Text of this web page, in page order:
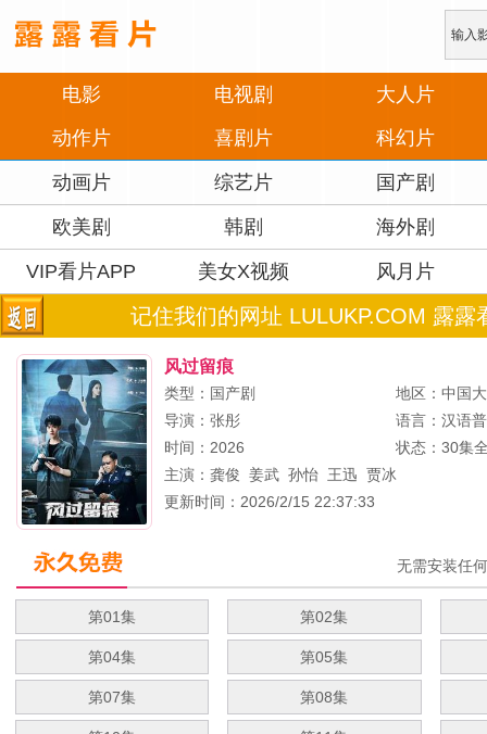
电影 电视剧
大人片
动作片
喜剧片 科幻片
动画片 综艺片 国产剧
欧美剧 韩剧 海外剧
VIP看片APP 美女X视频 风月片
记住我们的网址 LULUKP.COM 露露
风过留痕
类型：国产剧
地区：中国
导演： 张彤
语言：汉语
时间：2026
状态：30集
主演： 龚俊 姜武 孙怡 王迅 贾冰
更新时间：2026/2/15 22:37:33
无需安装任
第01集 第02集
第04集 第05集
第07集 第08集